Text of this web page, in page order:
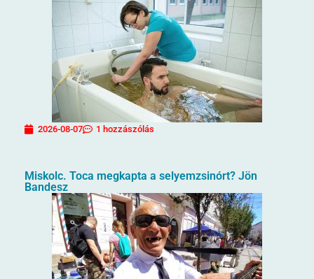
2026-08-07 1 hozzászólás
Miskolc. Toca megkapta a selyemzsinórt? Jön
Bandesz